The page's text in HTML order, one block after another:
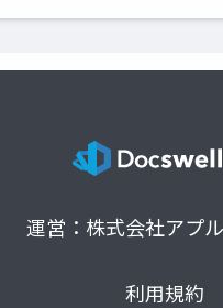
運営：株式会社アプ
利用規約